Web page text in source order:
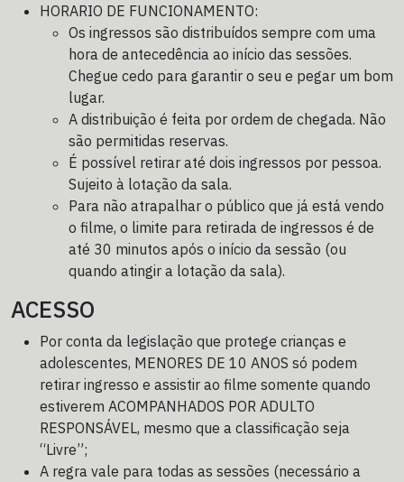
HORARIO DE FUNCIONAMENTO:
Os ingressos são distribuídos sempre com uma
hora de antecedência ao início das sessões.
Chegue cedo para garantir o seu e pegar um bom
lugar.
A distribuição é feita por ordem de chegada. Não
são permitidas reservas.
É possível retirar até dois ingressos por pessoa.
Sujeito à lotação da sala.
Para não atrapalhar o público que já está vendo
o filme, o limite para retirada de ingressos é de
até 30 minutos após o início da sessão (ou
quando atingir a lotação da sala).
ACESSO
Por conta da legislação que protege crianças e
adolescentes, MENORES DE 10 ANOS só podem
retirar ingresso e assistir ao filme somente quando
estiverem ACOMPANHADOS POR ADULTO
RESPONSÁVEL, mesmo que a classificação seja
“Livre”;
A regra vale para todas as sessões (necessário a